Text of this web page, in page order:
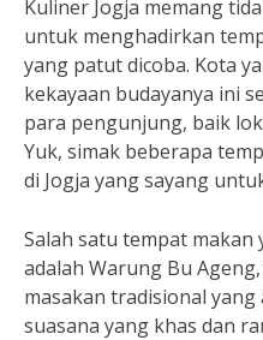
Kuliner Jogja memang
untuk menghadirkan
yang patut dicoba. Kota
kekayaan budayanya ini
para pengunjung, baik
Yuk, simak beberapa
di Jogja yang sayang
Salah satu tempat makan
adalah Warung Bu
masakan tradisional
suasana yang khas dan